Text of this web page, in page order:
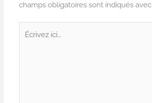
champs obligatoires sont indiqués avec